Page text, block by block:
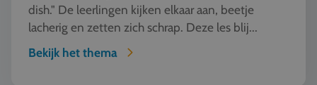
dish." De leerlingen kijken elkaar aan, beetje
lacherig en zetten zich schrap. Deze les blij...
Bekijk het thema